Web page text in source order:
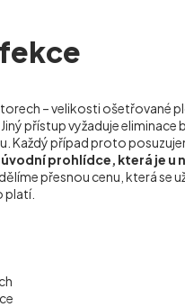
– velikosti ošetřované
přístup vyžaduje eliminace
Každý případ proto
úvodní prohlídce, která je u
přesnou cenu, která se
platí.